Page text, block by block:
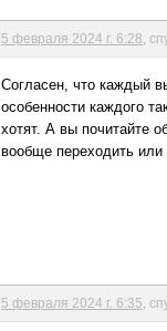
5 февраля 2024 г. 6:28 ,
Согласен, что каждый
особенности каждого
хотят. А вы почитайте
вообще переходить или
5 февраля 2024 г. 6:35 ,